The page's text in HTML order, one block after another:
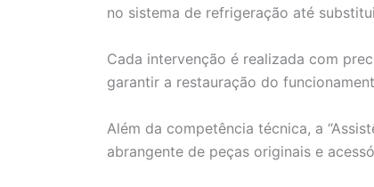
no sistema de refrigeração até
Cada intervenção é realizada com
garantir a restauração do
Além da competência técnica, a
abrangente de peças originais e